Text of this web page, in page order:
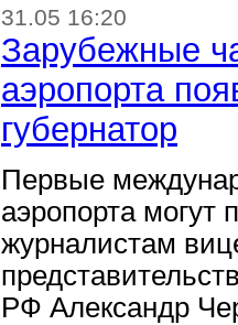
31.05 16:20
Зарубежные
аэропорта
губернатор
Первые
аэропорта могут
журналистам
РФ Александр